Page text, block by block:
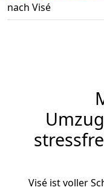
nach Visé
Visé ist voller